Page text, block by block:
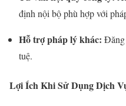
định nội bộ phù hợp với
Hỗ trợ pháp lý khác: Đăng
tuệ.
Lợi Ích Khi Sử Dụng Dịch